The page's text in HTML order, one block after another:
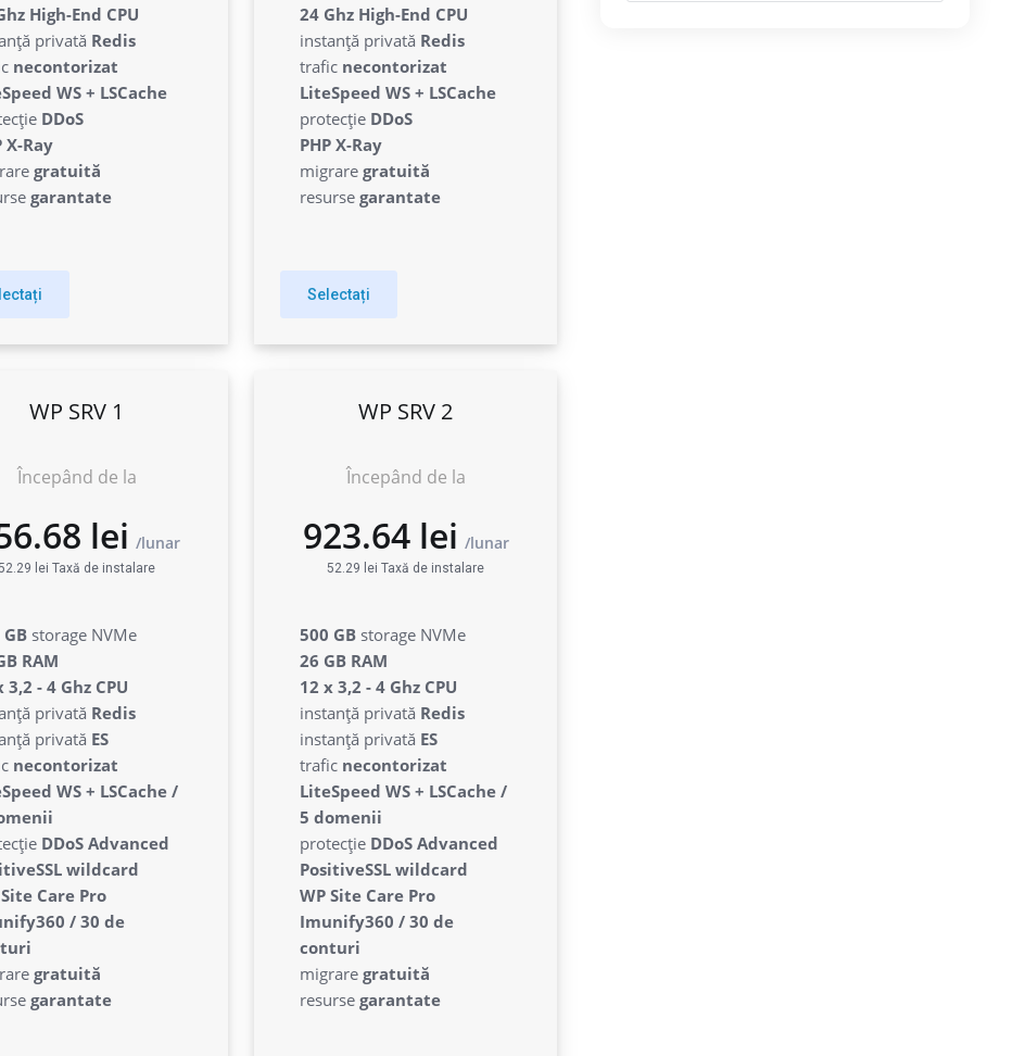
High-End CPU
privată Redis
necontorizat
WS + LSCache
DDoS
X-Ray
gratuită
garantate
24 Ghz High-End CPU
instanță privată Redis
trafic necontorizat
LiteSpeed WS + LSCache
protecție DDoS
PHP X-Ray
migrare gratuită
resurse garantate
Selectați
WP SRV 1
Începând de la
656.68 lei
lei Taxă de instalare
storage NVMe
RAM
3,2 - 4 Ghz CPU
privată Redis
privată ES
necontorizat
WS + LSCache /
DDoS Advanced
wildcard
Care Pro
/ 30 de
gratuită
garantate
WP SRV 2
Începând de la
923.64 lei
52.29 lei Taxă de instalare
500 GBstorage NVMe
26 GB RAM
12 x 3,2 - 4 Ghz CPU
instanță privată Redis
instanță privată ES
trafic necontorizat
LiteSpeed WS + LSCache /
5 domenii
protecție DDoS Advanced
PositiveSSL wildcard
WP Site Care Pro
Imunify360 / 30 de
conturi
migrare gratuită
resurse garantate